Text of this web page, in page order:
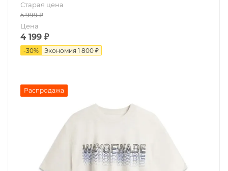
Старая цена
5 999₽
Цена
4 199 ₽
-30% Экономия 1 800 ₽
Распродажа